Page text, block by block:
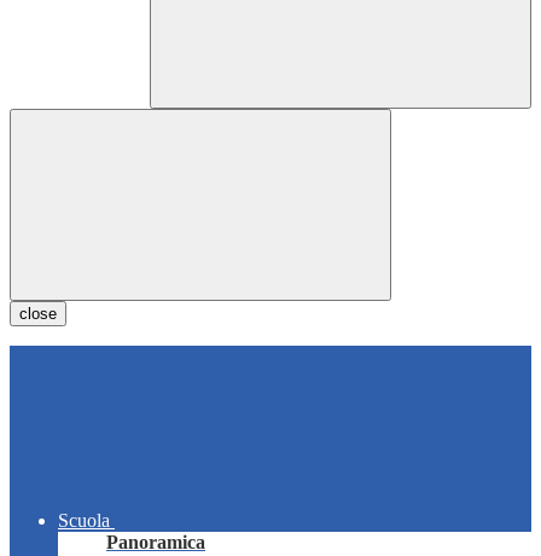
close
Scuola
Panoramica